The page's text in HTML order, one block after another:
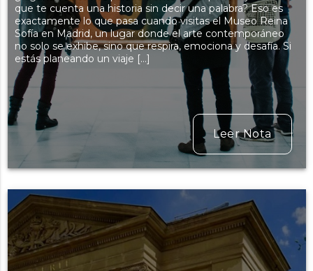
que te cuenta una historia sin decir una palabra? Eso es
exactamente lo que pasa cuando visitas el Museo Reina
Sofía en Madrid, un lugar donde el arte contemporáneo
no solo se exhibe, sino que respira, emociona y desafía. Si
estás planeando un viaje […]
Leer Nota